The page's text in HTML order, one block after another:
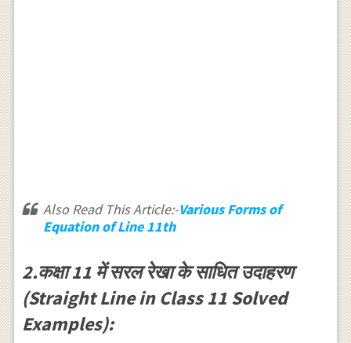
Also Read This Article:-Various Forms of
Equation of Line 11th
2.कक्षा 11 में सरल रेखा के साधित उदाहरण
(Straight Line in Class 11 Solved
Examples):